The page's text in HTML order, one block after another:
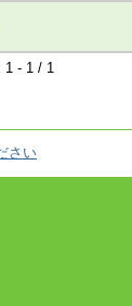
1 - 1 / 1
さい